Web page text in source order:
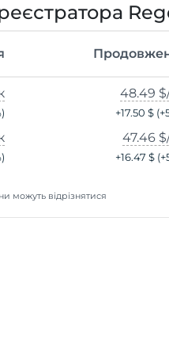
48.49 $
+17.50 $(+
47.46 $
+16.47 $(+
можуть відрізнятися